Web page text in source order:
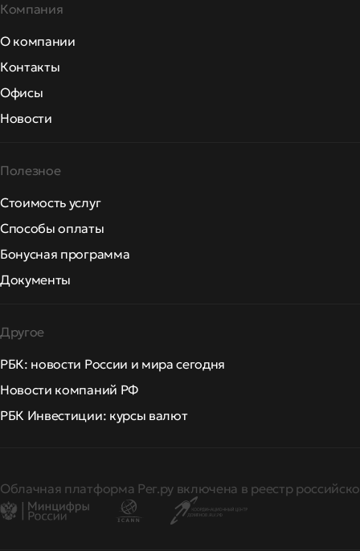
Компания
О компании
Контакты
Офисы
Новости
Полезное
Стоимость услуг
Способы оплаты
Бонусная программа
Документы
Другое
РБК: новости России и мира сегодня
Новости компаний РФ
РБК Инвестиции: курсы валют
Облачная платформа Рег.ру включена в реестр